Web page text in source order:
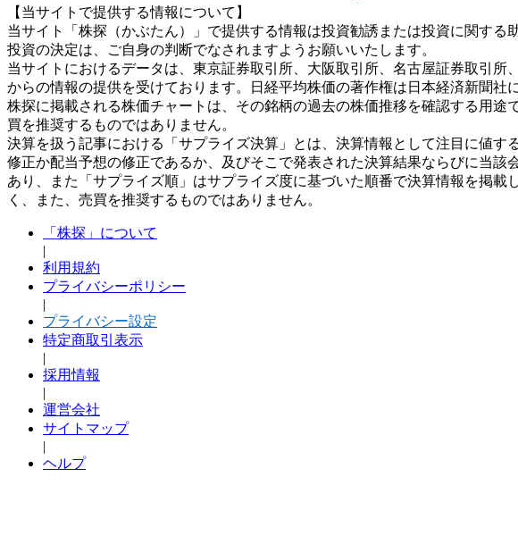
【当サイトで提供する情報について】
当サイト「株探（かぶたん）」で提供する情報は投資勧誘または投資に関する
投資の決定は、ご自身の判断でなされますようお願いいたします。
当サイトにおけるデータは、東京証券取引所、大阪取引所、名古屋証券取引所
からの情報の提供を受けております。日経平均株価の著作権は日本経済新聞社
株探に掲載される株価チャートは、その銘柄の過去の株価推移を確認する用
買を推奨するものではありません。
決算を扱う記事における「サプライズ決算」とは、決算情報として注目に値
修正か配当予想の修正であるか、及びそこで発表された決算結果ならびに当
あり、また「サプライズ順」はサプライズ度に基づいた順番で決算情報を掲
く、また、売買を推奨するものではありません。
「株探」について
|
利用規約
プライバシーポリシー
|
プライバシー設定
特定商取引表示
|
採用情報
|
運営会社
サイトマップ
|
ヘルプ